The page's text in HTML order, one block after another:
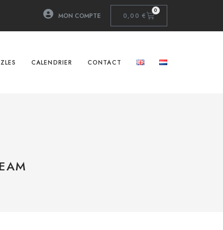
MON COMPTE 0,00€
0
CALENDRIER CONTACT